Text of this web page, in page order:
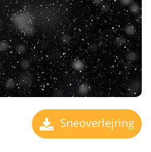
Sneoverlejring